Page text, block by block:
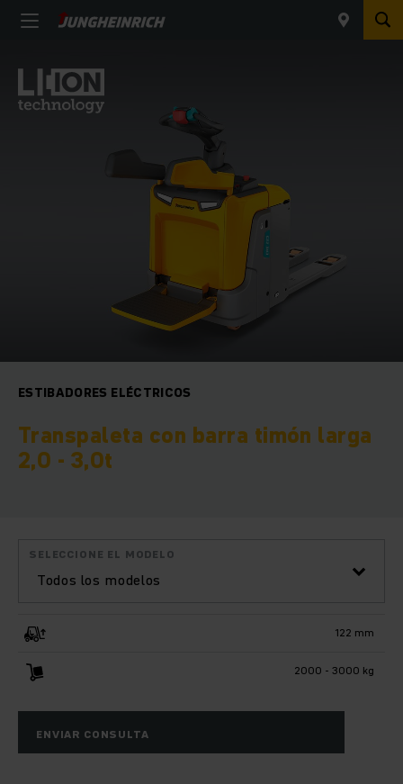
ESTIBADORES ELÉCTRICOS
Transpaleta con barra timón larga
2,0 - 3,0t
Todos los modelos
SELECCIONE EL MODELO
122 mm
2000 - 3000 kg
ENVIAR CONSULTA